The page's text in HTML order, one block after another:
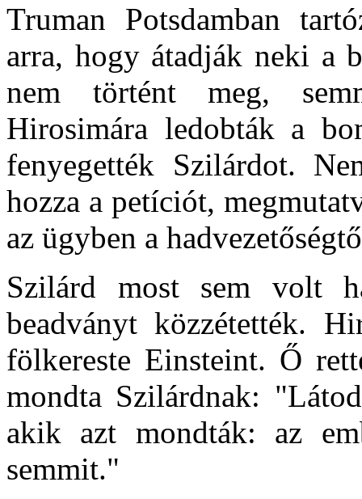
Truman Potsdamban
arra, hogy átadják neki a
nem történt meg,
Hirosimára ledobták a
fenyegették Szilárdot.
hozza a petíciót,
az ügyben a
Szilárd most sem volt
beadványt közzétették.
fölkereste Einsteint. Ő
mondta Szilárdnak:
akik azt mondták: az
semmit."